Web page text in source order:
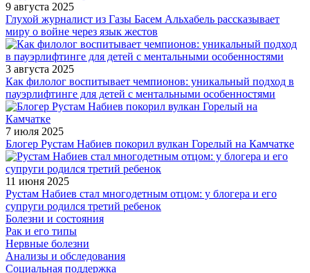
9 августа 2025
Глухой журналист из Газы Басем Альхабель рассказывает
миру о войне через язык жестов
3 августа 2025
Как филолог воспитывает чемпионов: уникальный подход в
пауэрлифтинге для детей с ментальными особенностями
7 июля 2025
Блогер Рустам Набиев покорил вулкан Горелый на Камчатке
11 июня 2025
Рустам Набиев стал многодетным отцом: у блогера и его
супруги родился третий ребенок
Болезни и состояния
Рак и его типы
Нервные болезни
Анализы и обследования
Социальная поддержка